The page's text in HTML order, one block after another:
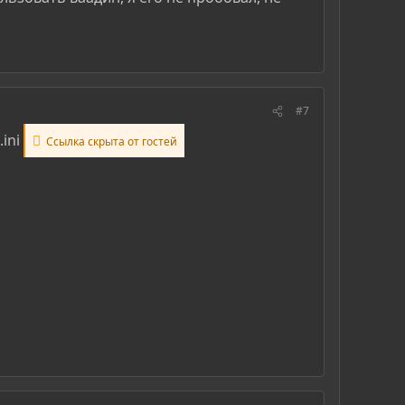
#7
Ссылка скрыта от гостей